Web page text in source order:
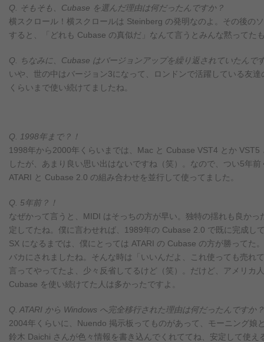
Q. そもそも、Cubase を選んだ理由は何だったんですか？
横スクロール！横スクロールは Steinberg の発明なのよ。その後の
すると、「どれも Cubase の真似だ」なんて言うとみんな黙ってた
Q. ちなみに、Cubase はバージョンアップを繰り返されていたんで
いや、世の中はバージョン3になって、ロンドンで活躍している友
くらいまで使い続けてましたね。
Q. 1998年まで？！
1998年から2000年くらいまでは、Mac と Cubase VST4 とか VST5
したが、あまり良い思い出はないですね（笑）。なので、つい5年
ATARI と Cubase 2.0 の組み合わせを並行して使ってました。
Q. 5年前？！
なぜかって言うと、MIDI はそっちの方が早い。独特の揺れも良かっ
定してたね。僕に言わせれば、1989年の Cubase 2.0 で既に完成し
SX になるまでは、僕にとっては ATARI の Cubase の方が勝ってた
バカにされましたね。そんな時は「いいんだよ、これ使っても売れ
言ってやってたよ、少々反省してるけど（笑）。だけど、アメリカ
Cubase を使い続けてた人は多かったですよ。
Q. ATARI から Windows へ完全移行された理由は何だったんですか？
2004年くらいに、Nuendo 掲示板ってものがあって、モーニング娘
鈴木 Daichi さんが色々情報を書き込んでくれててね、安定して使